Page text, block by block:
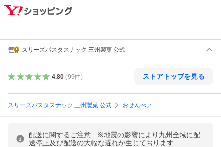
スリーズパスタスナック 三州製菓 公式
4.80（99件） ストアトップを見る
スリーズパスタスナック 三州製菓 公式 おせんべい
配送に関するご注意 ※地震の影響により九州全域に配
送停止及び配送の大幅な遅れが生じております